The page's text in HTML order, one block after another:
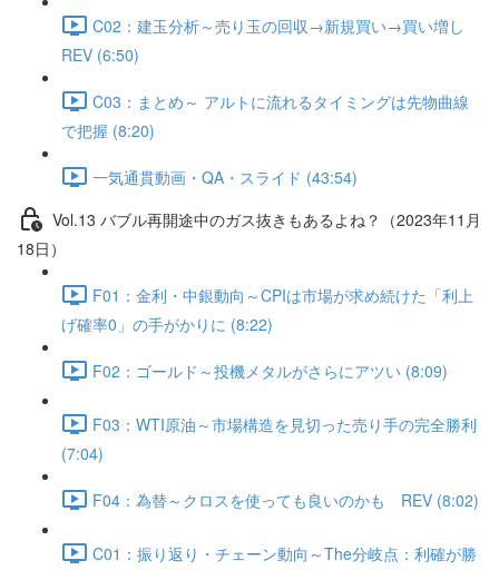
C02：建玉分析～売り玉の回収→新規買い→買い増し
REV (6:50)
C03：まとめ～ アルトに流れるタイミングは先物曲線
で把握 (8:20)
一気通貫動画・QA・スライド (43:54)
Vol.13 バブル再開途中のガス抜きもあるよね？（2023年11月
18日）
F01：金利・中銀動向～CPIは市場が求め続けた「利上
げ確率0」の手がかりに (8:22)
F02：ゴールド～投機メタルがさらにアツい (8:09)
F03：WTI原油～市場構造を見切った売り手の完全勝利
(7:04)
F04：為替～クロスを使っても良いのかも REV (8:02)
C01：振り返り・チェーン動向～The分岐点：利確が勝